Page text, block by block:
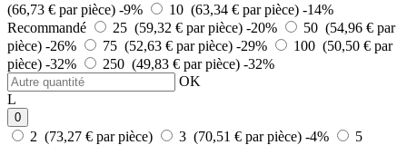
(66,73 € par pièce) -9% 10 (63,34 € par pièce) -14%
Recommandé
25 (59,32 € par pièce) -20%
50 (54,96 € par
pièce) -26% 75 (52,63 € par pièce) -29%
100 (50,50 € par
pièce) -32% 250 (49,83 € par pièce) -32%
OK
L
0
2 (73,27 € par pièce) 3 (70,51 € par pièce) -4%
5